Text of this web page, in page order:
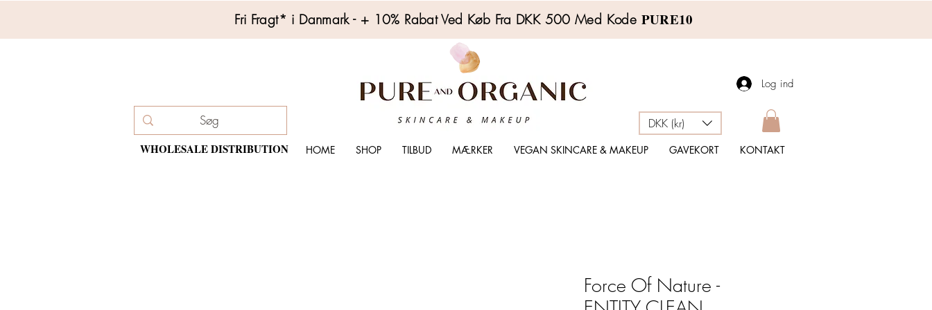
Fri Fragt* i Danmark - + 10% Rabat Ved Køb Fra DKK 500 Med Kode PURE10
PURE AND ORGANIC SKINCARE AND MAKEUP DK Log ind
DKK (kr)
HOME SHOP TILBUD MÆRKER VEGAN SKINCARE & MAKEUP GAVEKORT KONTAKT
WHOLESALE DISTRIBUTION
Force Of Nature -